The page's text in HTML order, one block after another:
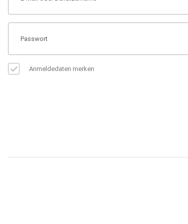
Anmeldedaten merken